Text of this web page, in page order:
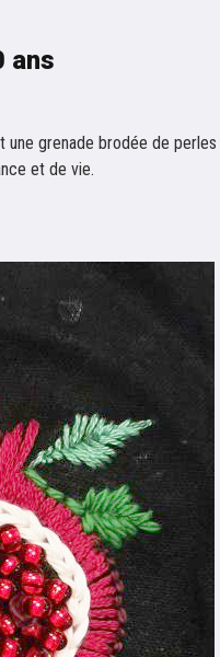
ans
grenade brodée de
et de vie.